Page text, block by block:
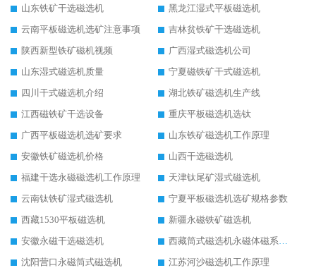
山东铁矿干选磁选机
黑龙江湿式平板磁选机
云南平板磁选机选矿注意事项
吉林贫铁矿干选磁选机
陕西新型铁矿磁机视频
广西湿式磁选机公司
山东湿式磁选机质量
宁夏磁铁矿干式磁选机
四川干式磁选机介绍
湖北铁矿磁选机生产线
江西磁铁矿干选设备
重庆平板磁选机选钛
广西平板磁选机选矿要求
山东铁矿磁选机工作原理
安徽铁矿磁选机价格
山西干选磁选机
福建干选永磁磁选机工作原理
天津钛尾矿湿式磁选机
云南钛铁矿湿式磁选机
宁夏平板磁选机选矿规格参数
西藏1530平板磁选机
新疆永磁铁矿磁选机
安徽永磁干选磁选机
西藏筒式磁选机永磁体磁系设计
沈阳营口永磁筒式磁选机
江苏河沙磁选机工作原理